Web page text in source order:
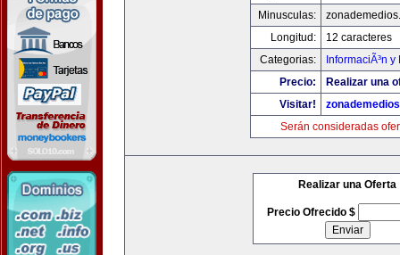
Minusculas:
Longitud:
12 caracteres
Categorias:
InformaciÃ³n
Precio:
Realizar una
Visitar!
Serán consideradas
Realizar una Oferta
Precio Ofrecido $